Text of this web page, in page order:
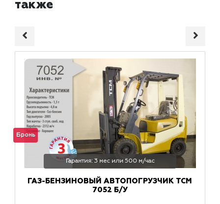
также
Бронь
Гарантия: 3 мес или 500 м/час
ГАЗ-БЕНЗИНОВЫЙ АВТОПОГРУЗЧИК TCM
7052 Б/У